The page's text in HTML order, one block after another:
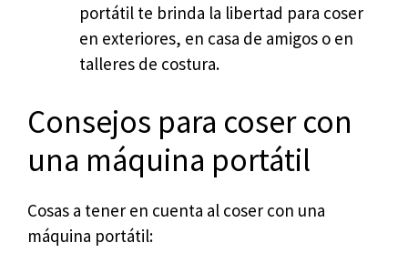
portátil te brinda la libertad para coser
en exteriores, en casa de amigos o en
talleres de costura.
Consejos para coser con
una máquina portátil
Cosas a tener en cuenta al coser con una
máquina portátil: